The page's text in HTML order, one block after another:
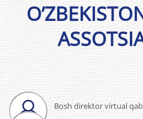
Bosh direktor virtual